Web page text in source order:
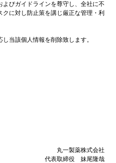
びガイドラインを尊守し、 全社に不
に対し防止策を講じ厳正な管理・利
当該個人情報を削除致します。
丸一製薬株式会社
代表取締役 妹尾隆哉